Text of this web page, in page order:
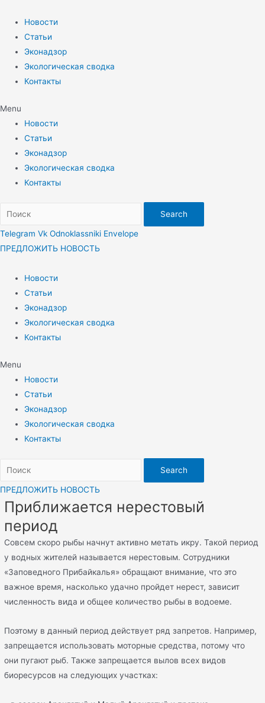
содержимому
Новости
Статьи
Эконадзор
Экологическая сводка
Контакты
Menu
Новости
Статьи
Эконадзор
Экологическая сводка
Контакты
Search
Telegram Vk Odnoklassniki Envelope
ПРЕДЛОЖИТЬ НОВОСТЬ
Новости
Статьи
Эконадзор
Экологическая сводка
Контакты
Menu
Новости
Статьи
Эконадзор
Экологическая сводка
Контакты
Search
ПРЕДЛОЖИТЬ НОВОСТЬ
Приближается нерестовый
период
Совсем скоро рыбы начнут активно метать икру. Такой период
у водных жителей называется нерестовым. Сотрудники
«Заповедного Прибайкалья» обращают внимание, что это
важное время, насколько удачно пройдет нерест, зависит
численность вида и общее количество рыбы в водоеме.
Поэтому в данный период действует ряд запретов. Например,
запрещается использовать моторные средства, потому что
они пугают рыб. Также запрещается вылов всех видов
биоресурсов на следующих участках: